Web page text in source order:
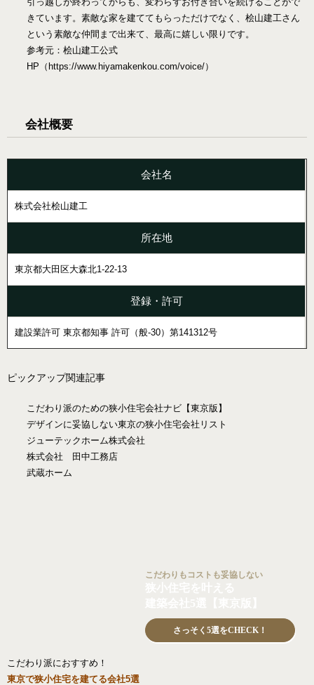
きています。素敵な家を建ててもらっただけでなく、桧山建工さん
という素敵な仲間まで出来て、最高に嬉しい限りです。
参考元：桧山建工公式
HP（https://www.hiyamakenkou.com/voice/）
会社概要
会社名
株式会社桧山建工
所在地
東京都大田区大森北1-22-13
登録・許可
建設業許可 東京都知事 許可（般-30）第141312号
ピックアップ関連記事
こだわり派のための狭小住宅会社ナビ【東京版】
デザインに妥協しない東京の狭小住宅会社リスト
ジューテックホーム株式会社
株式会社 田中工務店
武蔵ホーム
こだわりもコストも妥協しない
さっそく5選をCHECK！
こだわり派におすすめ！
東京で狭小住宅を建てる会社5選